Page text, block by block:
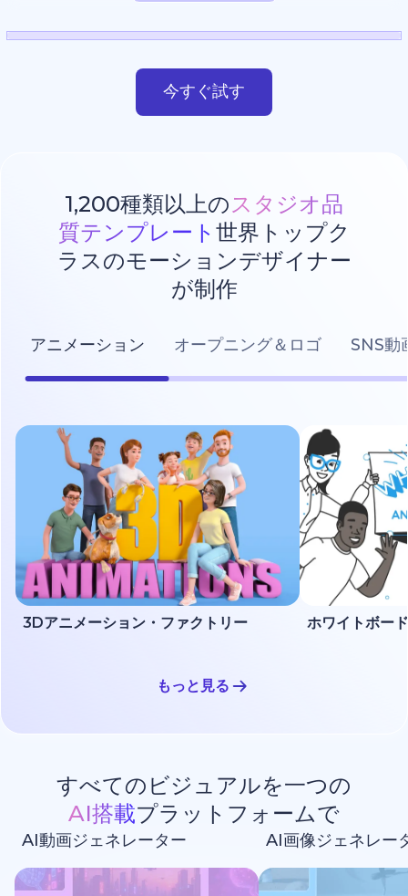
今すぐ試す
1,200種類以上のスタジオ品
質テンプレート 世界トップク
ラスのモーションデザイナー
が制作
アニメーション オープニング＆ロゴ SNS動
3Dアニメーション・ファクトリー
もっと見る
すべてのビジュアルを一つの
AI搭載プラットフォームで
AI動画ジェネレーター AI画像ジェネレー